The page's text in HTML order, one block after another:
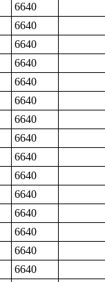
6640
6640
6640
6640
6640
6640
6640
6640
6640
6640
6640
6640
6640
6640
6640